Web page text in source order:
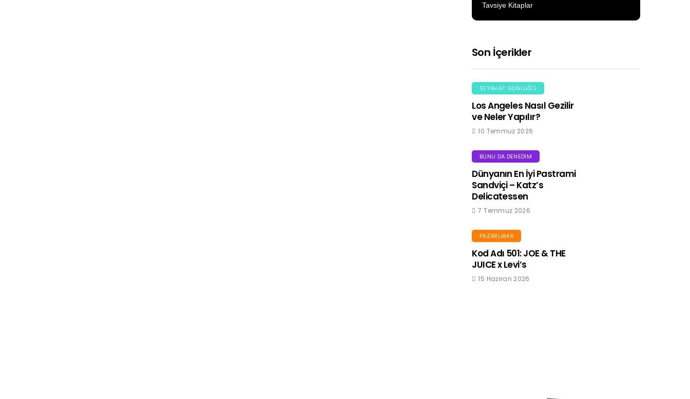
Tavsiye Kitaplar
Son İçerikler
SEYAHAT GÜNLÜĞÜ
Los Angeles Nasıl Gezilir
ve Neler Yapılır?
10 Temmuz 2026
BUNU DA DENEDIM
Dünyanın En İyi Pastrami
Sandviçi – Katz’s
Delicatessen
7 Temmuz 2026
PAZARLAMA
Kod Adı 501: JOE & THE
JUICE x Levi’s
15 Haziran 2026